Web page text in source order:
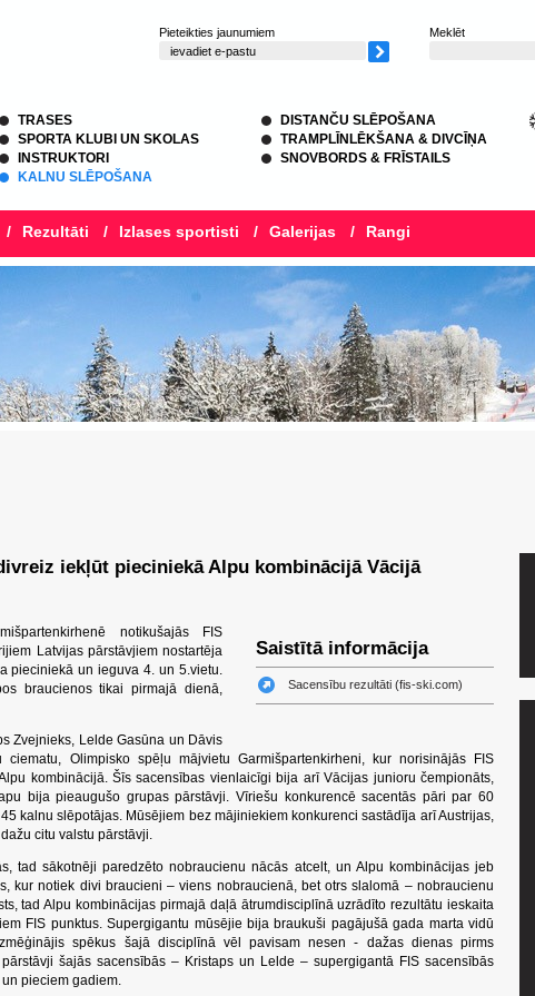
Pieteikties jaunumiem Meklēt
TRASES
SPORTA KLUBI UN SKOLAS
INSTRUKTORI
KALNU SLĒPOŠANA
DISTANČU SLĒPOŠANA
TRAMPLĪNLĒKŠANA & DIVCĪŅA
SNOVBORDS & FRĪSTAILS
/ Rezultāti / Izlases sportisti / Galerijas / Rangi
iekļūt pieciniekā Alpu kombinācijā Vācijā
Saistītā informācija
Sacensību rezultāti (fis-ski.com)
notikušajās FIS
Latvijas pārstāvjiem nostartēja
pieciniekā un ieguva 4. un 5.vietu.
braucienos tikai pirmajā dienā,
Zvejnieks, Lelde Gasūna un Dāvis
Olimpisko spēļu mājvietu Garmišpartenkirheni, kur norisinājās FIS
kombinācijā. Šīs sacensības vienlaicīgi bija arī Vācijas junioru čempionāts,
bija pieaugušo grupas pārstāvji. Vīriešu konkurencē sacentās pāri par 60
kalnu slēpotājas. Mūsējiem bez mājiniekiem konkurenci sastādīja arī Austrijas,
citu valstu pārstāvji.
tad sākotnēji paredzēto nobraucienu nācās atcelt, un Alpu kombinācijas jeb
kur notiek divi braucieni – viens nobraucienā, bet otrs slalomā – nobraucienu
tad Alpu kombinācijas pirmajā daļā ātrumdisciplīnā uzrādīto rezultātu ieskaita
FIS punktus. Supergigantu mūsējie bija braukuši pagājušā gada marta vidū
spēkus šajā disciplīnā vēl pavisam nesen - dažas dienas pirms
šajās sacensībās – Kristaps un Lelde – supergigantā FIS sacensībās
pieciem gadiem.